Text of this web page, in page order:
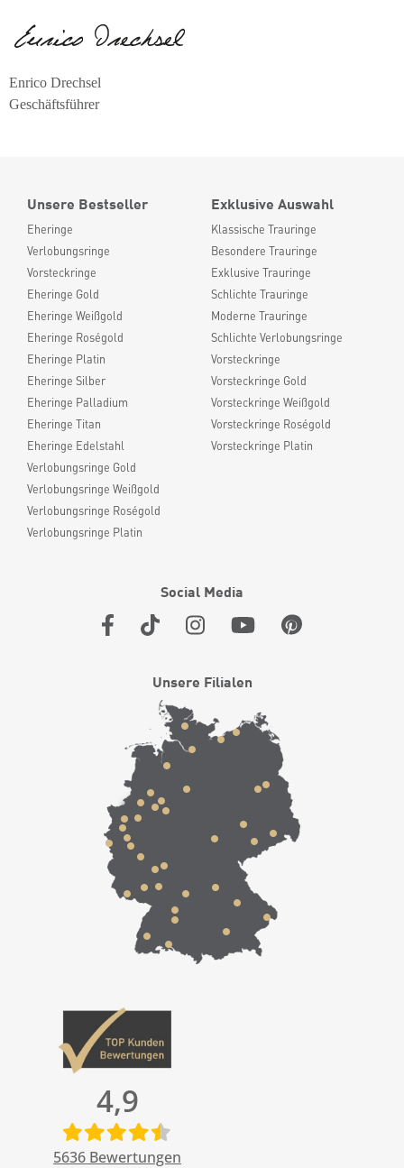
Enrico Drechsel
Geschäftsführer
Unsere Bestseller
Eheringe
Verlobungsringe
Vorsteckringe
Eheringe Gold
Eheringe Weißgold
Eheringe Roségold
Eheringe Platin
Eheringe Silber
Eheringe Palladium
Eheringe Titan
Eheringe Edelstahl
Verlobungsringe Gold
Verlobungsringe Weißgold
Verlobungsringe Roségold
Verlobungsringe Platin
Exklusive Auswahl
Klassische Trauringe
Besondere Trauringe
Exklusive Trauringe
Schlichte Trauringe
Moderne Trauringe
Schlichte Verlobungsringe
Vorsteckringe
Vorsteckringe Gold
Vorsteckringe Weißgold
Vorsteckringe Roségold
Vorsteckringe Platin
Social Media
Unsere Filialen
4,9
5636 Bewertungen